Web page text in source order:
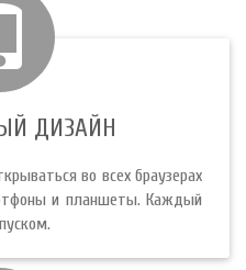
ДИЗАЙН
во всех браузерах
и планшеты. Каждый